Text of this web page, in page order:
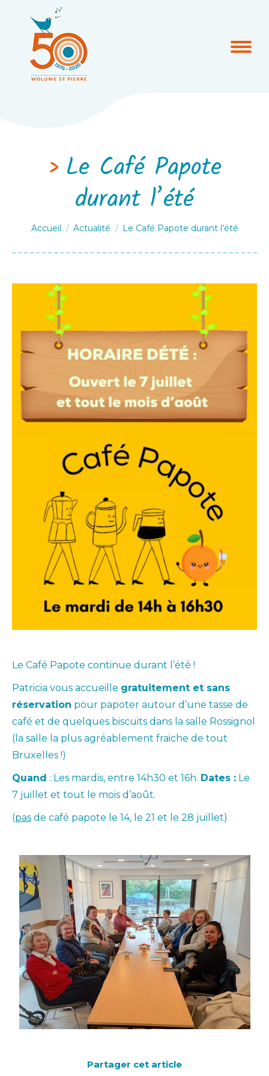
Le Café Papote
durant l’été
Vous êtes ici :
Accueil Actualité Le Café Papote durant l’été
Le Café Papote continue durant l’été !
Patricia vous accueille gratuitement et sans
réservation pour papoter autour d’une tasse de
café et de quelques biscuits dans la salle Rossignol
(la salle la plus agréablement fraiche de tout
Bruxelles !)
Quand : Les mardis, entre 14h30 et 16h. Dates : Le
7 juillet et tout le mois d’août.
(pas de café papote le 14, le 21 et le 28 juillet)
Partager cet article